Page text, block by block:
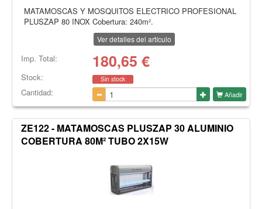
MATAMOSCAS Y MOSQUITOS ELECTRICO PROFESIONAL
PLUSZAP 80 INOX Cobertura: 240m².
Ver detalles del artículo
Imp. Total: 180,65 €
Stock: Sin stock
Cantidad: Añadir
ZE122 - MATAMOSCAS PLUSZAP 30 ALUMINIO
COBERTURA 80M² TUBO 2X15W